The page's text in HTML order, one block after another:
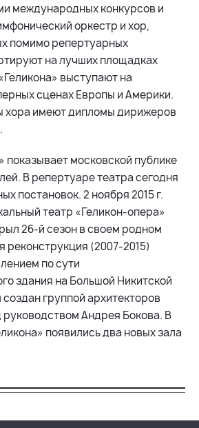
международных конкурсов и
оркестр и хор,
помимо репертуарных
на лучших площадках
выступают на
сценах Европы и Америки.
хора имеют дипломы дирижеров
показывает московской публике
В репертуаре театра сегодня
постановок.2 ноября 2015 г.
театр «Геликон-опера»
26-й сезон в своем родном
реконструкция (2007-2015)
по сути
здания на Большой Никитской
группой архитекторов
Андрея Бокова. В
появились два новых зала